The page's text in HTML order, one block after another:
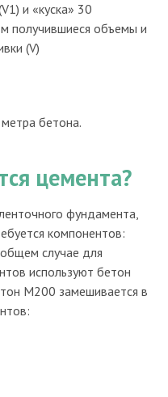
и «куска» 30
получившиеся объемы и
(V)
бетона.
цемента?
фундамента,
компонентов:
случае для
используют бетон
М200 замешивается в